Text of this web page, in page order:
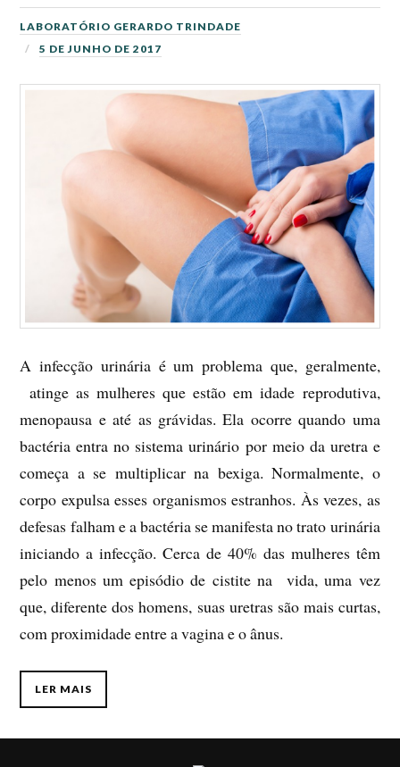
LABORATÓRIO GERARDO TRINDADE
5 DE JUNHO DE 2017
A infecção urinária é um problema que, geralmente,
atinge as mulheres que estão em idade reprodutiva,
menopausa e até as grávidas. Ela ocorre quando uma
bactéria entra no sistema urinário por meio da uretra e
começa a se multiplicar na bexiga. Normalmente, o
corpo expulsa esses organismos estranhos. Às vezes, as
defesas falham e a bactéria se manifesta no trato urinária
iniciando a infecção. Cerca de 40% das mulheres têm
pelo menos um episódio de cistite na vida, uma vez
que, diferente dos homens, suas uretras são mais curtas,
com proximidade entre a vagina e o ânus.
LER MAIS